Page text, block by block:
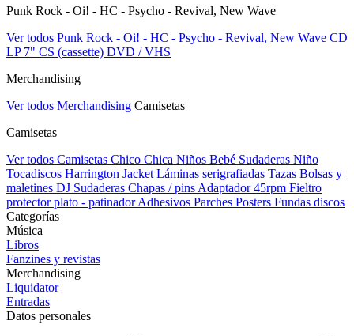
Punk Rock - Oi! - HC - Psycho - Revival, New Wave
Ver todos Punk Rock - Oi! - HC - Psycho - Revival, New Wave CD
LP 7" CS (cassette) DVD / VHS
Merchandising
Ver todos Merchandising Camisetas
Camisetas
Ver todos Camisetas Chico Chica Niños Bebé Sudaderas Niño
Tocadiscos Harrington Jacket Láminas serigrafiadas Tazas Bolsas y
maletines DJ Sudaderas Chapas / pins Adaptador 45rpm Fieltro
protector plato - patinadorAdhesivos Parches Posters Fundas discos
Categorías
Música
Libros
Fanzines y revistas
Merchandising
Liquidator
Entradas
Datos personales